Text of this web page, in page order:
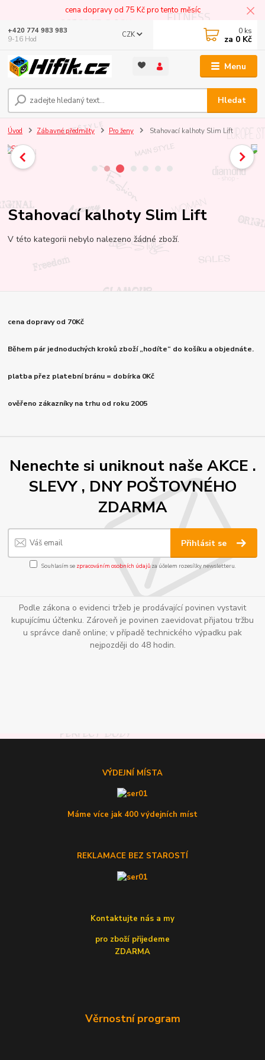
cena dopravy od 75 Kč pro tento měsíc
Menu
CZK
Hledat
+420 774 983 983
9-16 Hod
0 ks
za 0 Kč
Úvod Zábavné předměty Pro ženy Stahovací kalhoty Slim Lift
Stahovací kalhoty Slim Lift
V této kategorii nebylo nalezeno žádné zboží.
cena dopravy od 70Kč
Během pár jednoduchých kroků zboží „hodíte“ do košíku a objednáte.
platba přez platební bránu = dobírka 0Kč
ověřeno zákazníky na trhu od roku 2005
Nenechte si uniknout naše AKCE .
SLEVY , DNY POŠTOVNÉHO
ZDARMA
Přihlásit se
Souhlasím se zpracováním osobních údajůza účelem rozesílky newsletteru.
Podle zákona o evidenci tržeb je prodávající povinen vystavit
kupujícímu účtenku. Zároveň je povinen zaevidovat přijatou tržbu
u správce daně online; v případě technického výpadku pak
nejpozději do 48 hodin.
VÝDEJNÍ MÍSTA
Máme více jak 400 výdejních míst
REKLAMACE BEZ STAROSTÍ
Kontaktujte nás a my
pro zboží přijedeme
ZDARMA
Věrnostní program